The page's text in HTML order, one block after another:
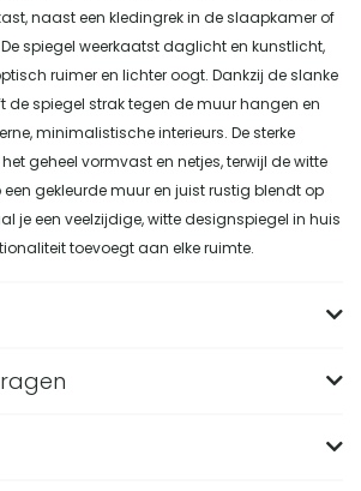
naast een kledingrek in de slaapkamer of
spiegel weerkaatst daglicht en kunstlicht,
ruimer en lichter oogt. Dankzij de slanke
de spiegel strak tegen de muur hangen en
minimalistische interieurs. De sterke
geheel vormvast en netjes, terwijl de witte
gekleurde muur en juist rustig blendt op
je een veelzijdige, witte designspiegel in huis
toevoegt aan elke ruimte.
van de Nest of Nora